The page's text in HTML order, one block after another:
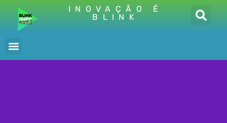
INOVAÇÃO É
BLINK